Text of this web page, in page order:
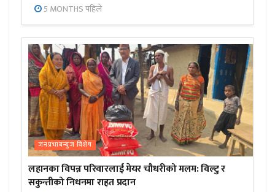
5 MONTHS पहिले
जनप्रभाबन्युज विशेष
लहानका विपन्न परिवारलाई मेयर चौधरीको मलम: विल्टु र
सकुन्तीको निधनमा राहत प्रदान